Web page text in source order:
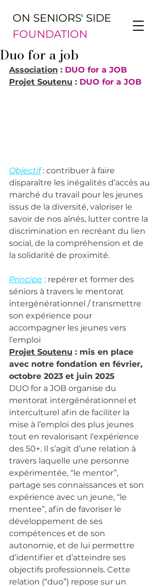
ON SENIORS' SIDE
FOUNDATION
Duo for a job
Association : DUO for a JOB
Projet Soutenu : DUO for a JOB
Objectif : contribuer à faire
disparaître les inégalités d’accès au
marché du travail pour les jeunes
issus de la diversité, valoriser le
savoir de nos aînés, lutter contre la
discrimination en recréant du lien
social, de la compréhension et de
la solidarité de proximité.
Principe : repérer et former des
séniors à travers le mentorat
intergénérationnel / transmettre
son expérience pour
accompagner les jeunes vers
l’emploi
Projet Soutenu : mis en place
avec notre fondation en février,
octobre 2023 et juin 2025
DUO for a JOB organise du
mentorat intergénérationnel et
interculturel afin de faciliter la
mise à l’emploi des plus jeunes
tout en revalorisant l’expérience
des 50+. Il s’agit d’une relation à
travers laquelle une personne
expérimentée, “le mentor”,
partage ses connaissances et son
expérience avec un jeune, “le
mentee”, afin de favoriser le
développement de ses
compétences et de son
autonomie, et de lui permettre
d’identifier et d’atteindre ses
objectifs professionnels. Cette
relation (“duo”) repose sur un